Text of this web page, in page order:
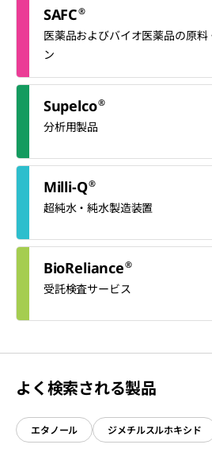
SAFC®
医薬品およびバイオ医薬品の原料
ン
Supelco®
分析用製品
Milli-Q®
超純水・純水製造装置
BioReliance®
受託検査サービス
よく検索される製品
エタノール ジメチルスルホキシド